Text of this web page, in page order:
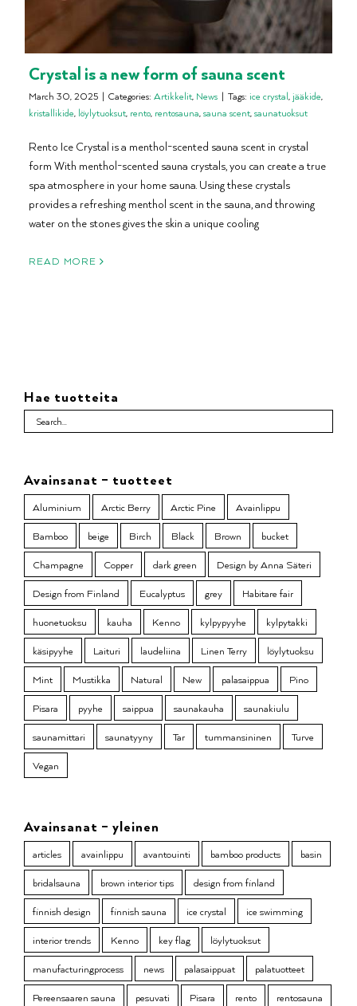
Crystal is a new form of sauna scent
March 30, 2025 | Categories: Artikkelit, News | Tags: ice crystal,jääkide,
kristallikide, löylytuoksut, rento, rentosauna,sauna scent,saunatuoksut
Rento Ice Crystal is a menthol-scented sauna scent in crystal
form With menthol-scented sauna crystals, you can create a true
spa atmosphere in your home sauna. Using these crystals
provides a refreshing menthol scent in the sauna, and throwing
water on the stones gives the skin a unique cooling
READ MORE
Hae tuotteita
Avainsanat – tuotteet
Aluminium Arctic Berry Arctic Pine
Avainlippu
Bamboo
beige Birch Black Brown
bucket
Champagne
Copper dark green
Design by Anna Säteri
Design from Finland
Eucalyptus grey
Habitare fair
huonetuoksu
kauha Kenno kylpypyyhe
kylpytakki
käsipyyhe
Laituri laudeliina Linen Terry
löylytuoksu
Mint
Mustikka Natural New palasaippua
Pino
Pisara
pyyhe saippua saunakauha
saunakiulu
saunamittari
saunatyyny Tar tummansininen
Turve
Vegan
Avainsanat – yleinen
articles avainlippu avantouinti bamboo products
basin
bridalsauna
brown interior tips
design from finland
finnish design
finnish sauna ice crystal
ice swimming
interior trends
Kenno key flag
löylytuoksut
manufacturingprocess
news palasaippuat
palatuotteet
Pereensaaren sauna
pesuvati Pisara rento
rentosauna